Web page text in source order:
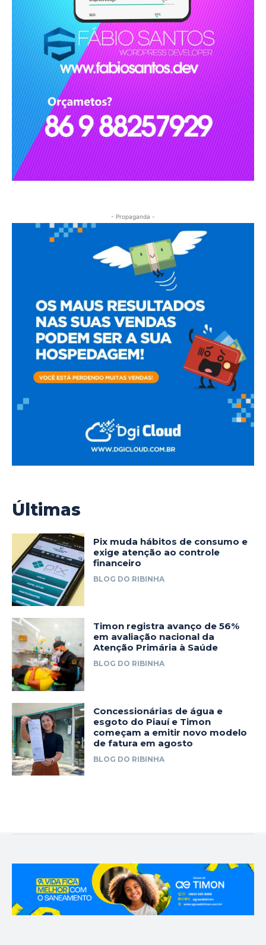
- Propaganda -
Últimas
Pix muda hábitos de consumo e
exige atenção ao controle
financeiro
BLOG DO RIBINHA
Timon registra avanço de 56%
em avaliação nacional da
Atenção Primária à Saúde
BLOG DO RIBINHA
Concessionárias de água e
esgoto do Piauí e Timon
começam a emitir novo modelo
de fatura em agosto
BLOG DO RIBINHA